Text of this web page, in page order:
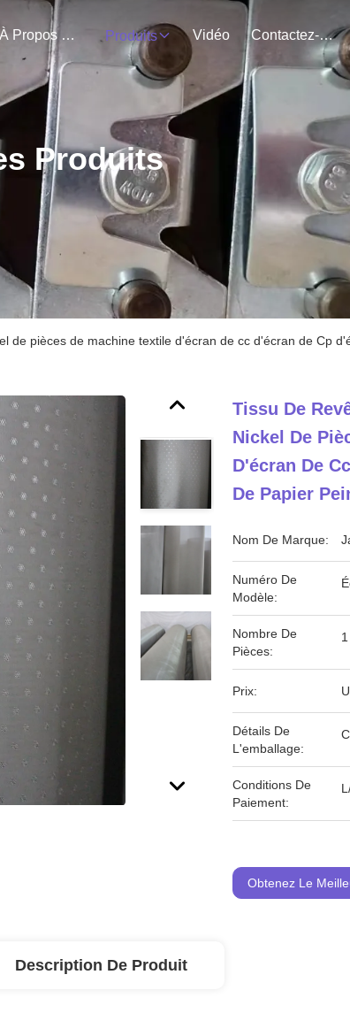
À Propos De Nous Produits Vidéo Contactez-Nous
Produits
de pièces de machine textile d'écran de cc d'écran de Cp
Tissu De
Nickel De
D'écran De
De Papier
Nom De Marque:
Numéro De
Modèle:
Nombre De
Pièces:
Prix:
Détails De
L'emballage:
Conditions De
Paiement:
Obtenez Le
Description De Produit